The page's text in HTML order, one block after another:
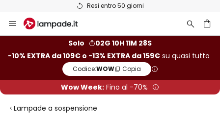
Resi entro 50 giorni
Salta
al
Solo
02G 10H 11M 27S
-10% EXTRA da 109€ o -13% EXTRA da 159€ su quasi tutto
Codice:WOW Copia
Wow Week: Fino al -70%
Lampade a sospensione